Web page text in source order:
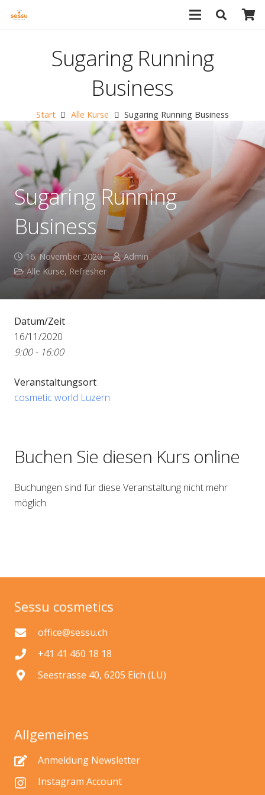
Sugaring Running
Business
Start Alle Kurse Sugaring Running Business
Sugaring Running
Business
16. November 2020
Admin
Alle Kurse, Refresher
Datum/Zeit
16/11/2020
9:00 - 16:00
Veranstaltungsort
cosmetic world Luzern
Buchen Sie diesen Kurs online
Buchungen sind für diese Veranstaltung nicht mehr
möglich.
Sessu cosmetics
office@sessu.ch
+41 41 460 18 18
Seestrasse 40, 6205 Eich (LU)
Allgemeines
Anmeldung Newsletter
Instagram Account